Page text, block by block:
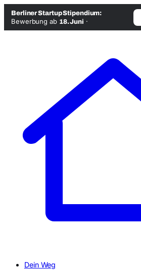
Berliner Startup Stipendium:
Bewerbung ab 18. Juni ·
Dein Weg